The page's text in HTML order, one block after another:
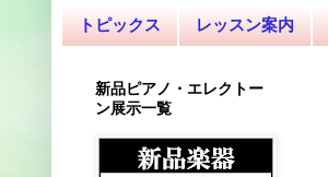
トピックス レッスン案内
新品ピアノ・エレクトー
ン展示一覧